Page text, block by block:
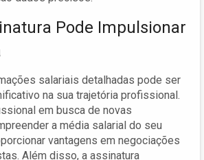
Pode Impulsionar
salariais detalhadas pode ser
na sua trajetória profissional.
em busca de novas
a média salarial do seu
vantagens em negociações
Além disso, a assinatura